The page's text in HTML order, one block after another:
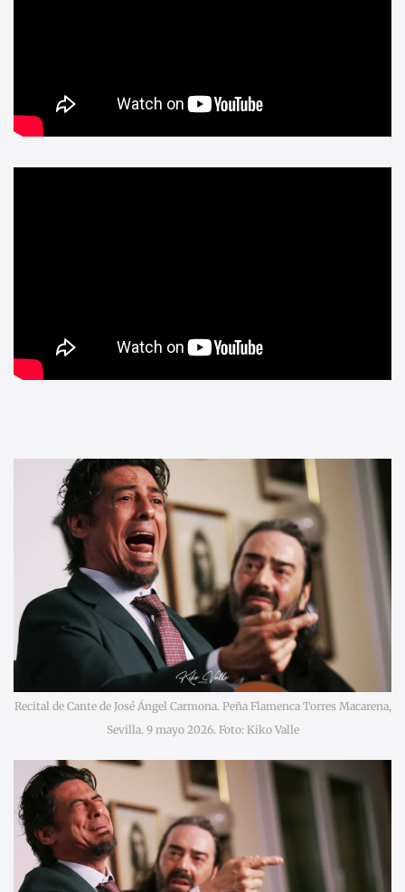
Recital de Cante de José Ángel Carmona. Peña Flamenca Torres Macarena,
Sevilla. 9 mayo 2026. Foto: Kiko Valle